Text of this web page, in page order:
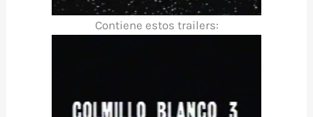
Contiene estos trailers: